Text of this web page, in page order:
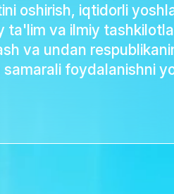
oshirish, iqtidorli
ta'lim va ilmiy
va undan
foydalanishni